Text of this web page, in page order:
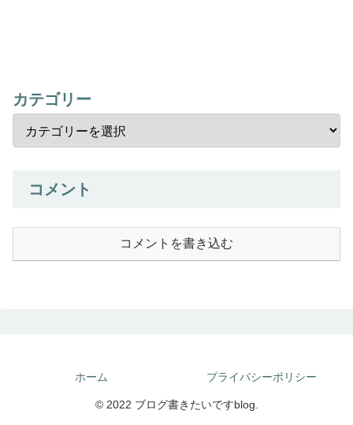
カテゴリー
コメント
コメントを書き込む
ホーム プライバシーポリシー
© 2022 ブログ書きたいですblog.